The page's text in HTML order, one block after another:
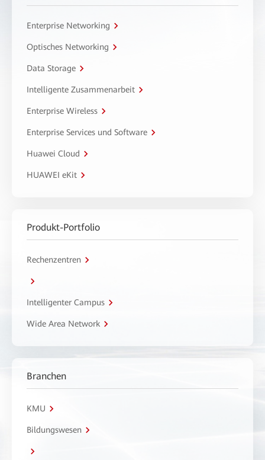
Enterprise Networking
Optisches Networking
Data Storage
Intelligente Zusammenarbeit
Enterprise Wireless
Enterprise Services und Software
Huawei Cloud
HUAWEI eKit
Produkt-Portfolio
Rechenzentren
Intelligenter Campus
Wide Area Network
Branchen
KMU
Bildungswesen